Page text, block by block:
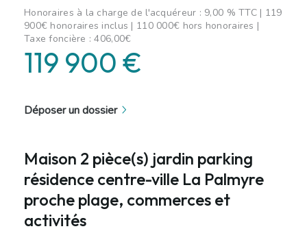
Honoraires à la charge de l'acquéreur : 9,00 % TTC | 119
900€ honoraires inclus | 110 000€ hors honoraires |
Taxe foncière : 406,00€
119 900 €
Déposer un dossier
Maison 2 pièce(s) jardin parking
résidence centre-ville La Palmyre
proche plage, commerces et
activités